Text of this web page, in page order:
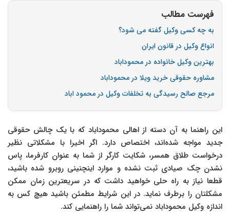
فهرست مطالب
به چه کسی وکیل گفته می شود؟
انواع وکیل در قانون ایران
بهترین وکیل خانواده در محموداباد
مشاوره حقوقی خرید ویلا در محموداباد
مرجع صالح رسیدگی به تخلفات وکیل در محمود اباد
این راهنما به آن دسته از اهالی محموداباد که با یک چالش حقوقی
جدید مواجه شده‌اند، اختصاص دارد. اگر اخیرا با مشکلاتی نظیر
درخواست طلاق همسر، شکایت کارگر از شما به عنوان کارفرما، پاس
نشدن چک صیادی ثبت نشده و موارد اینچنینی روبرو شده باشید،
قطعا نیاز به راه حلی خواهید داشت که در سریعترین زمان ممکن
مشکلتان را برطرف نماید. در این شرایط مطمئن باشید هیچ کس به
اندازه وکیل محموداباد نمی‌تواند شما را راهنمایی کند.